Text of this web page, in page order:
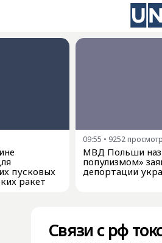
пусковых
ракет
09:55 • 9252
МВД Польши
популизмом»
депортации
Связи с рф